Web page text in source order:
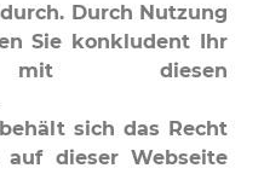
Durch Nutzung
Sie konkludent Ihr
mit diesen
behält sich das Recht
dieser Webseite